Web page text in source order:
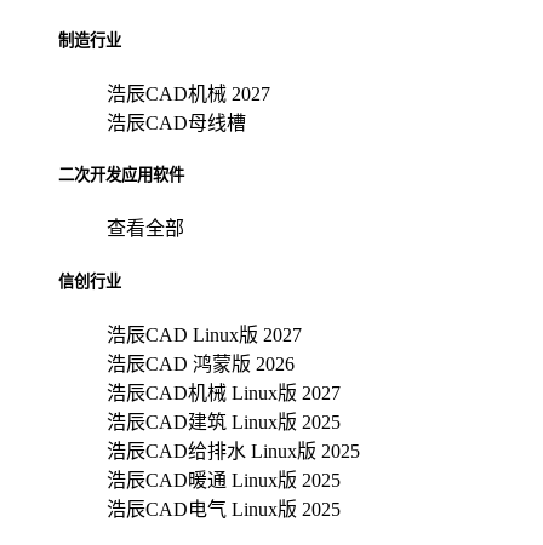
制造行业
浩辰CAD机械 2027
浩辰CAD母线槽
二次开发应用软件
查看全部
信创行业
浩辰CAD Linux版 2027
浩辰CAD 鸿蒙版 2026
浩辰CAD机械 Linux版 2027
浩辰CAD建筑 Linux版 2025
浩辰CAD给排水 Linux版 2025
浩辰CAD暖通 Linux版 2025
浩辰CAD电气 Linux版 2025